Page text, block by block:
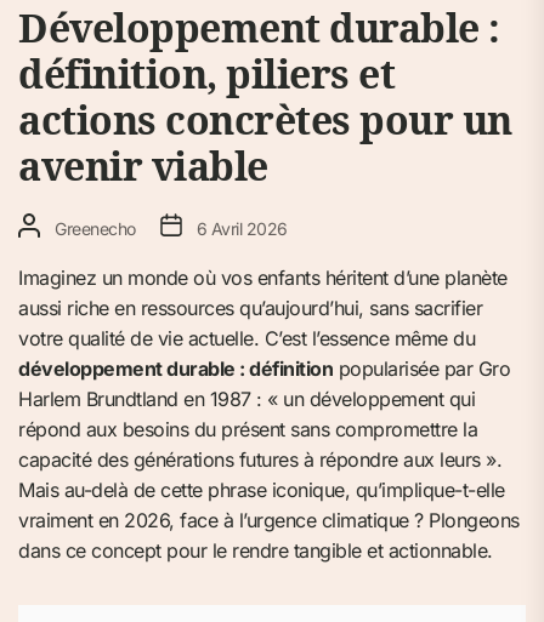
Développement durable :
définition, piliers et
actions concrètes pour un
avenir viable
Greenecho 6 Avril 2026
Imaginez un monde où vos enfants héritent d’une planète
aussi riche en ressources qu’aujourd’hui, sans sacrifier
votre qualité de vie actuelle. C’est l’essence même du
développement durable : définition popularisée par Gro
Harlem Brundtland en 1987 : « un développement qui
répond aux besoins du présent sans compromettre la
capacité des générations futures à répondre aux leurs ».
Mais au-delà de cette phrase iconique, qu’implique-t-elle
vraiment en 2026, face à l’urgence climatique ? Plongeons
dans ce concept pour le rendre tangible et actionnable.